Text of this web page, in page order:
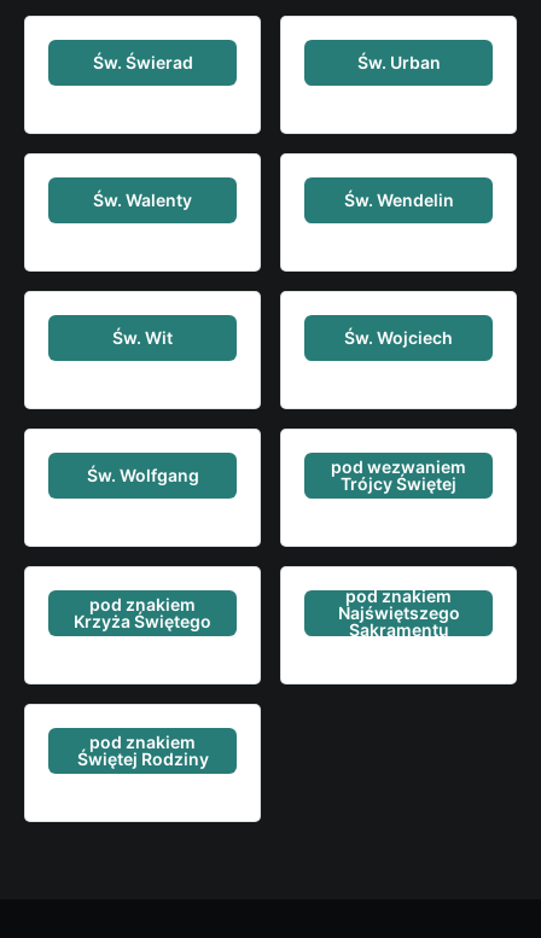
Św. Świerad Św. Urban
Św. Walenty Św. Wendelin
Św. Wit Św. Wojciech
Św. Wolfgang
pod wezwaniem
Trójcy Świętej
pod znakiem
Krzyża Świętego
pod znakiem
Najświętszego
Sakramentu
pod znakiem
Świętej Rodziny